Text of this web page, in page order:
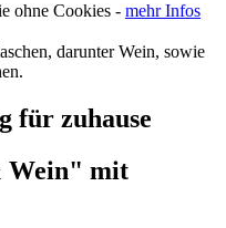
ohne Cookies - mehr Infos
für zuhause
Wein" mit